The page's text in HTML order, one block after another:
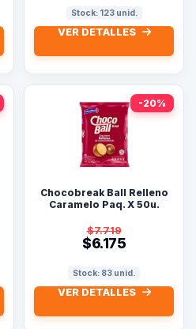
Stock: 123 unid.
VER DETALLES
-20%
Chocobreak Ball Relleno
Caramelo Paq. X 50u.
$7.719
$6.175
Stock: 83 unid.
VER DETALLES